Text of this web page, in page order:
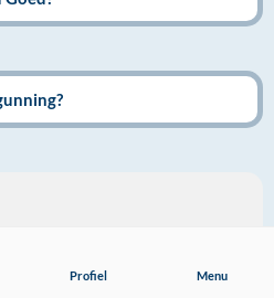
Profiel Menu